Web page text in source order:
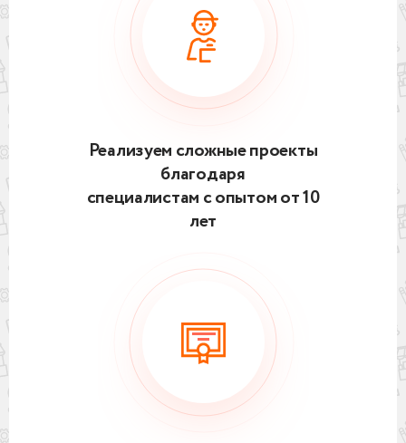
Реализуем сложные проекты
благодаря
специалистам с опытом от 10
лет